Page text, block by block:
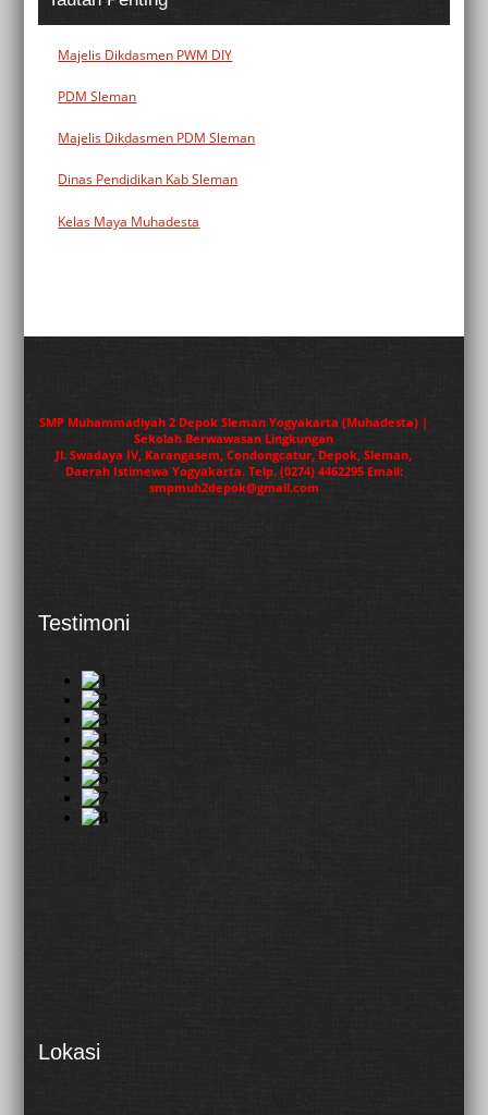
Majelis Dikdasmen PWM DIY
PDM Sleman
Majelis Dikdasmen PDM Sleman
Dinas Pendidikan Kab Sleman
Kelas Maya Muhadesta
SMP Muhammadiyah 2 Depok Sleman Yogyakarta (Muhadesta) |
Sekolah Berwawasan Lingkungan
Jl. Swadaya IV, Karangasem, Condongcatur, Depok, Sleman,
Daerah Istimewa Yogyakarta. Telp. (0274) 4462295 Email:
smpmuh2depok@gmail.com
Testimoni
Lokasi